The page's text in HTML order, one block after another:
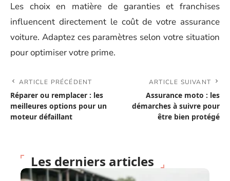
Les choix en matière de garanties et franchises
influencent directement le coût de votre assurance
voiture. Adaptez ces paramètres selon votre situation
pour optimiser votre prime.
ARTICLE PRÉCÉDENT
Réparer ou remplacer : les
meilleures options pour un
moteur défaillant
ARTICLE SUIVANT
Assurance moto : les
démarches à suivre pour
être bien protégé
Les derniers articles